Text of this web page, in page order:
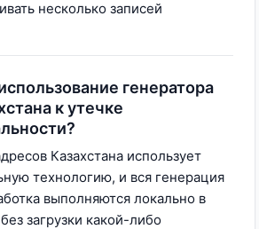
несколько записей
генератора
к утечке
Казахстана использует
технологию, и вся генерация
выполняются локально в
загрузки какой-либо